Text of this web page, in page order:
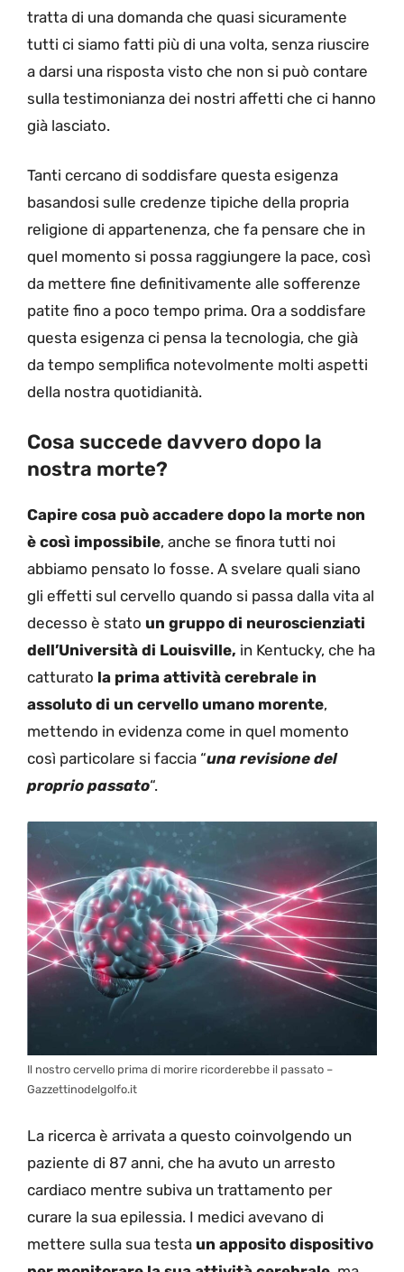
tratta di una domanda che quasi sicuramente
tutti ci siamo fatti più di una volta, senza riuscire
a darsi una risposta visto che non si può contare
sulla testimonianza dei nostri affetti che ci hanno
già lasciato.
Tanti cercano di soddisfare questa esigenza
basandosi sulle credenze tipiche della propria
religione di appartenenza, che fa pensare che in
quel momento si possa raggiungere la pace, così
da mettere fine definitivamente alle sofferenze
patite fino a poco tempo prima. Ora a soddisfare
questa esigenza ci pensa la tecnologia, che già
da tempo semplifica notevolmente molti aspetti
della nostra quotidianità.
Cosa succede davvero dopo la
nostra morte?
Capire cosa può accadere dopo la morte non
è così impossibile, anche se finora tutti noi
abbiamo pensato lo fosse. A svelare quali siano
gli effetti sul cervello quando si passa dalla vita al
decesso è stato un gruppo di neuroscienziati
dell’Università di Louisville, in Kentucky, che ha
catturato la prima attività cerebrale in
assoluto di un cervello umano morente,
mettendo in evidenza come in quel momento
così particolare si faccia “una revisione del
proprio passato“.
Il nostro cervello prima di morire ricorderebbe il passato –
Gazzettinodelgolfo.it
La ricerca è arrivata a questo coinvolgendo un
paziente di 87 anni, che ha avuto un arresto
cardiaco mentre subiva un trattamento per
curare la sua epilessia. I medici avevano di
mettere sulla sua testa un apposito dispositivo